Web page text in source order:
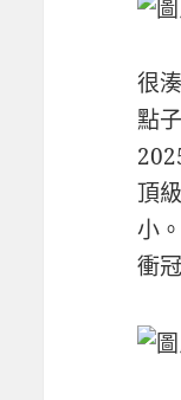
很
點
頂
小
衝